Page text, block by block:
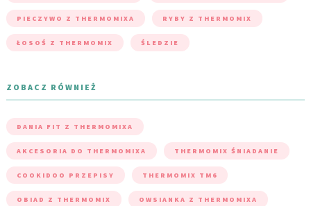
PIECZYWO Z THERMOMIXA RYBY Z THERMOMIX
ŁOSOŚ Z THERMOMIX ŚLEDZIE
ZOBACZ RÓWNIEŻ
DANIA FIT Z THERMOMIXA
AKCESORIA DO THERMOMIXA THERMOMIX ŚNIADANIE
COOKIDOO PRZEPISY THERMOMIX TM6
OBIAD Z THERMOMIX OWSIANKA Z THERMOMIXA